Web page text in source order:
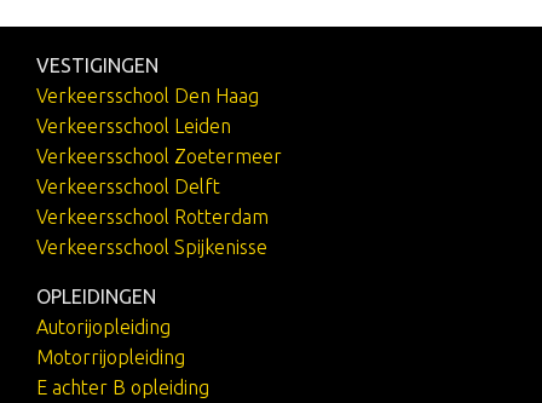
VESTIGINGEN
Verkeersschool Den Haag
Verkeersschool Leiden
Verkeersschool Zoetermeer
Verkeersschool Delft
Verkeersschool Rotterdam
Verkeersschool Spijkenisse
OPLEIDINGEN
Autorijopleiding
Motorrijopleiding
E achter B opleiding